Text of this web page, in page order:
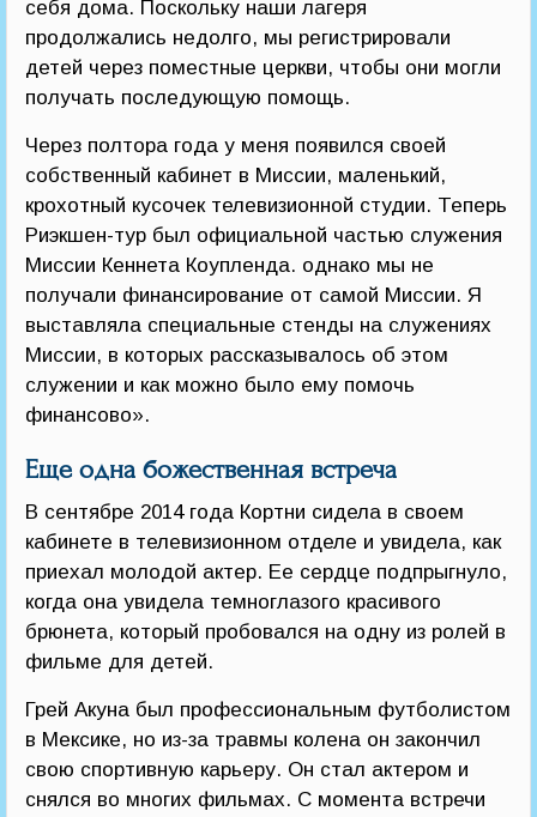
себя дома. Поскольку наши лагеря
продолжались недолго, мы регистрировали
детей через поместные церкви, чтобы они могли
получать последующую помощь.
Через полтора года у меня появился своей
собственный кабинет в Миссии, маленький,
крохотный кусочек телевизионной студии. Теперь
Риэкшен-тур был официальной частью служения
Миссии Кеннета Коупленда. однако мы не
получали финансирование от самой Миссии. Я
выставляла специальные стенды на служениях
Миссии, в которых рассказывалось об этом
служении и как можно было ему помочь
финансово».
Еще одна божественная встреча
В сентябре 2014 года Кортни сидела в своем
кабинете в телевизионном отделе и увидела, как
приехал молодой актер. Ее сердце подпрыгнуло,
когда она увидела темноглазого красивого
брюнета, который пробовался на одну из ролей в
фильме для детей.
Грей Акуна был профессиональным футболистом
в Мексике, но из-за травмы колена он закончил
свою спортивную карьеру. Он стал актером и
снялся во многих фильмах. С момента встречи